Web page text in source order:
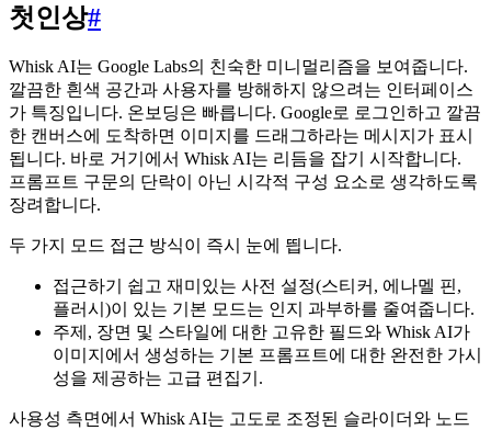
첫인상#
Whisk AI는 Google Labs의 친숙한 미니멀리즘을 보여줍니다.
깔끔한 흰색 공간과 사용자를 방해하지 않으려는 인터페이스
가 특징입니다. 온보딩은 빠릅니다. Google로 로그인하고 깔끔
한 캔버스에 도착하면 이미지를 드래그하라는 메시지가 표시
됩니다. 바로 거기에서 Whisk AI는 리듬을 잡기 시작합니다.
프롬프트 구문의 단락이 아닌 시각적 구성 요소로 생각하도록
장려합니다.
두 가지 모드 접근 방식이 즉시 눈에 띕니다.
접근하기 쉽고 재미있는 사전 설정(스티커, 에나멜 핀,
플러시)이 있는 기본 모드는 인지 과부하를 줄여줍니다.
주제, 장면 및 스타일에 대한 고유한 필드와 Whisk AI가
이미지에서 생성하는 기본 프롬프트에 대한 완전한 가시
성을 제공하는 고급 편집기.
사용성 측면에서 Whisk AI는 고도로 조정된 슬라이더와 노드